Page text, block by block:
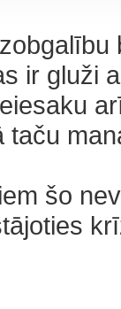
ir gluži
taču
šo